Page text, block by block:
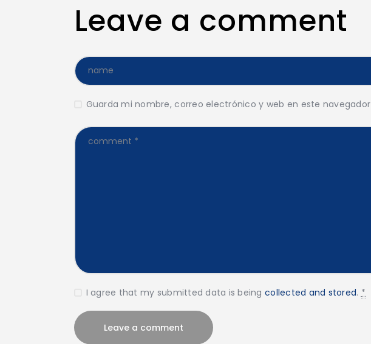
Leave a comment
Guarda mi nombre, correo electrónico y web en este
I agree that my submitted data is being collected and stored. *